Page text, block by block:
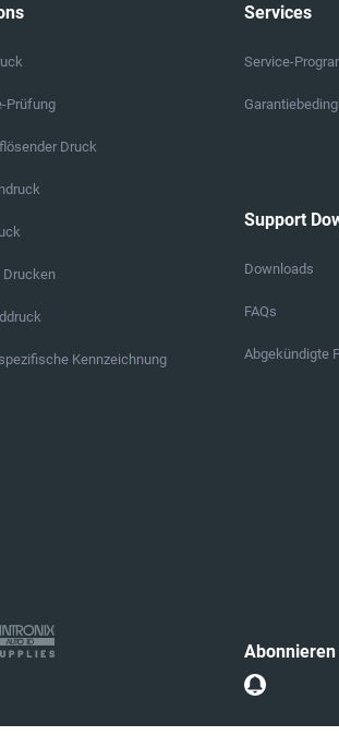
Prüfung
Druck
Drucken
Kennzeichnung
Services
Service-
Support
Downloads
FAQs
Abgekündigte